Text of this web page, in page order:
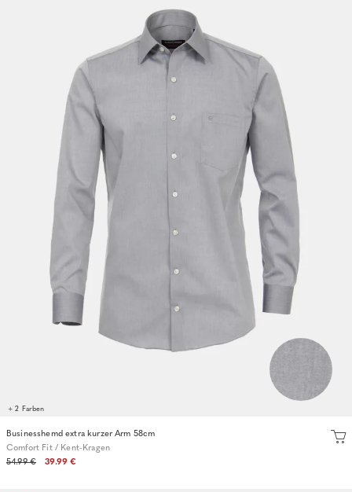
+ 2 Farben
Businesshemd extra kurzer Arm 58cm
Comfort Fit / Kent-Kragen
54.99 €
39.99 €